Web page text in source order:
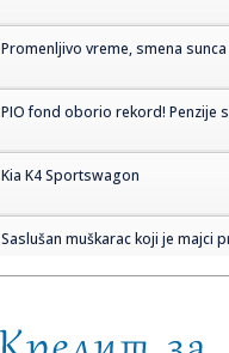
Promenljivo vreme, smena
PIO fond oborio rekord! Penzije
Kia K4 Sportswagon
Saslušan muškarac koji je majci